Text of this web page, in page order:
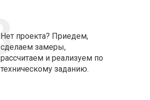
3
Нет проекта? Приедем,
сделаем замеры,
рассчитаем и реализуем по
техническому заданию.